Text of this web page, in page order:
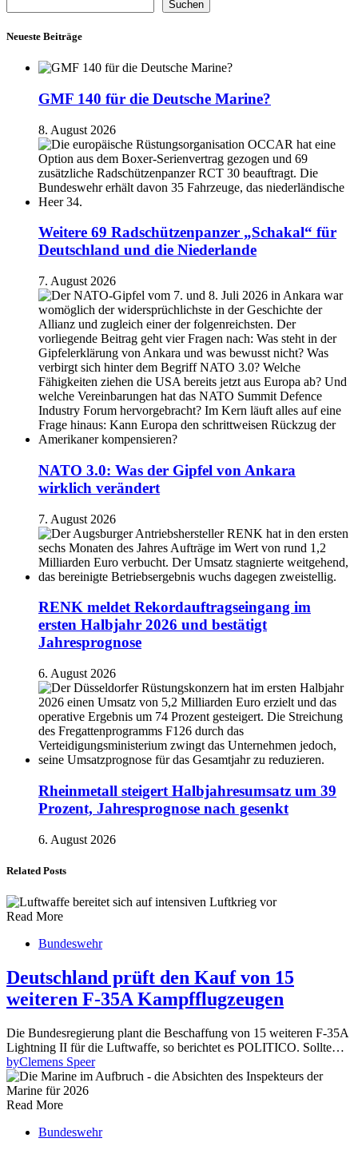
Suchen
Neueste Beiträge
GMF 140 für die Deutsche Marine?
8. August 2026
Weitere 69 Radschützenpanzer „Schakal“ für
Deutschland und die Niederlande
7. August 2026
NATO 3.0: Was der Gipfel von Ankara
wirklich verändert
7. August 2026
RENK meldet Rekordauftragseingang im
ersten Halbjahr 2026 und bestätigt
Jahresprognose
6. August 2026
Rheinmetall steigert Halbjahresumsatz um 39
Prozent, Jahresprognose nach gesenkt
6. August 2026
Related Posts
Read More
Bundeswehr
Deutschland prüft den Kauf von 15
weiteren F-35A Kampfflugzeugen
Die Bundesregierung plant die Beschaffung von 15 weiteren F-35A
Lightning II für die Luftwaffe, so berichtet es POLITICO. Sollte…
byClemens Speer
Read More
Bundeswehr